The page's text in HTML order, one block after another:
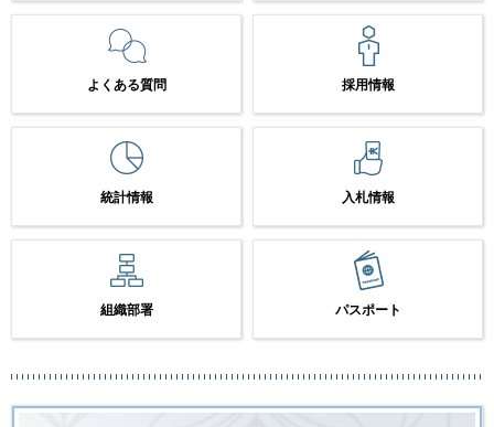
よくある質問 採用情報
統計情報 入札情報
組織部署 パスポート